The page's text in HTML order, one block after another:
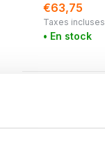
€63,75
Taxes incluses
• En stock